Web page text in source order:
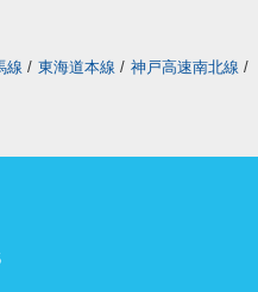
線 / 東海道本線 / 神戸高速南北線 /